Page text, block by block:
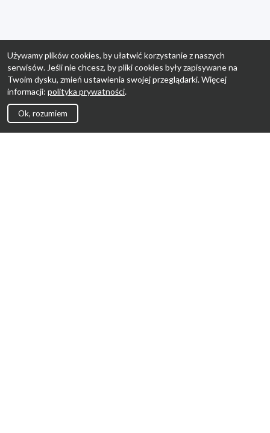
Używamy plików cookies, by ułatwić korzystanie z naszych
serwisów. Jeśli nie chcesz, by pliki cookies były zapisywane na
Twoim dysku, zmień ustawienia swojej przeglądarki. Więcej
informacji: polityka prywatności.
Ok, rozumiem